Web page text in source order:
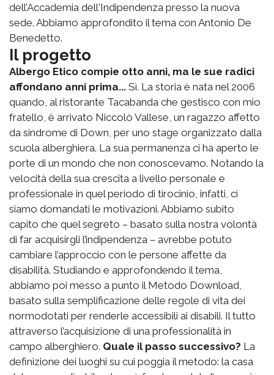
dell’Accademia dell'Indipendenza presso la nuova
sede. Abbiamo approfondito il tema con Antonio De
Benedetto.
Il progetto
Albergo Etico compie otto anni, ma le sue radici
affondano anni prima... Sì. La storia è nata nel 2006
quando, al ristorante Tacabanda che gestisco con mio
fratello, è arrivato Niccolò Vallese, un ragazzo affetto
da sindrome di Down, per uno stage organizzato dalla
scuola alberghiera. La sua permanenza ci ha aperto le
porte di un mondo che non conoscevamo. Notando la
velocità della sua crescita a livello personale e
professionale in quel periodo di tirocinio, infatti, ci
siamo domandati le motivazioni. Abbiamo subito
capito che quel segreto – basato sulla nostra volontà
di far acquisirgli l’indipendenza – avrebbe potuto
cambiare l’approccio con le persone affette da
disabilità. Studiando e approfondendo il tema,
abbiamo poi messo a punto il Metodo Download,
basato sulla semplificazione delle regole di vita dei
normodotati per renderle accessibili ai disabili. Il tutto
attraverso l’acquisizione di una professionalità in
campo alberghiero. Quale il passo successivo? La
definizione dei luoghi su cui poggia il metodo: la casa